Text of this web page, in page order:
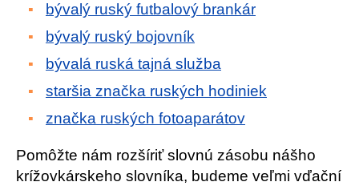
bývalý ruský futbalový brankár
bývalý ruský bojovník
bývalá ruská tajná služba
staršia značka ruských hodiniek
značka ruských fotoaparátov
Pomôžte nám rozšíriť slovnú zásobu nášho
krížovkárskeho slovníka, budeme veľmi vďační